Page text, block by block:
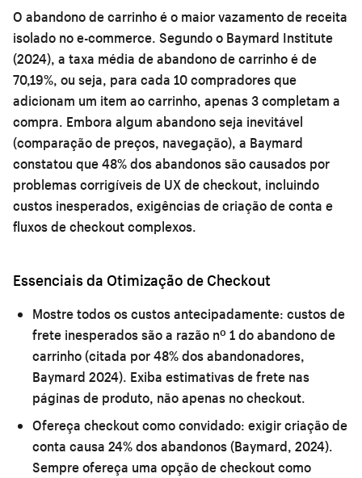
O abandono de carrinho é o maior vazamento de receita
isolado no e-commerce. Segundo o Baymard Institute
(2024), a taxa média de abandono de carrinho é de
70,19%, ou seja, para cada 10 compradores que
adicionam um item ao carrinho, apenas 3 completam a
compra. Embora algum abandono seja inevitável
(comparação de preços, navegação), a Baymard
constatou que 48% dos abandonos são causados por
problemas corrigíveis de UX de checkout, incluindo
custos inesperados, exigências de criação de conta e
fluxos de checkout complexos.
Essenciais da Otimização de Checkout
Mostre todos os custos antecipadamente: custos de
frete inesperados são a razão nº 1 do abandono de
carrinho (citada por 48% dos abandonadores,
Baymard 2024). Exiba estimativas de frete nas
páginas de produto, não apenas no checkout.
Ofereça checkout como convidado: exigir criação de
conta causa 24% dos abandonos (Baymard, 2024).
Sempre ofereça uma opção de checkout como